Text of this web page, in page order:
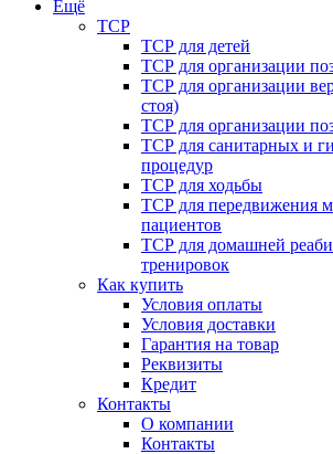
Ещё
ТСР
ТСР для детей
ТСР для организации
ТСР для организации
стоя)
ТСР для организации
ТСР для санитарных и
процедур
ТСР для ходьбы
ТСР для передвижения
пациентов
ТСР для домашней
тренировок
Как купить
Условия оплаты
Условия доставки
Гарантия на товар
Реквизиты
Кредит
Контакты
О компании
Контакты